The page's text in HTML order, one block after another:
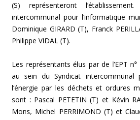
(S) représenteront
intercommunal pour l’informatique
Dominique GIRARD (T), Franck
Philippe VIDAL (T).
Les représentants élus par de l’EPT
au sein du Syndicat intercommunal
l’énergie par les déchets et ordures
sont : Pascal PETETIN (T) et Kévin
Mons, Michel PERRIMOND (T) et